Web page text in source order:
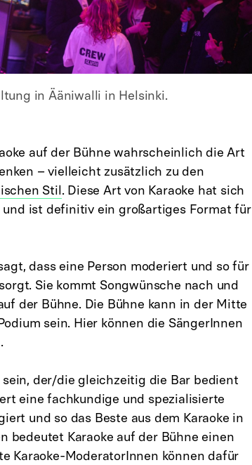
in Ääniwalli in Helsinki.
auf der Bühne wahrscheinlich die Art
– vielleicht zusätzlich zu den
Stil. Diese Art von Karaoke hat sich
ist definitiv ein großartiges Format für
dass eine Person moderiert und so für
Sie kommt Songwünsche nach und
der Bühne. Die Bühne kann in der Mitte
sein. Hier können die SängerInnen
der/die gleichzeitig die Bar bedient
eine fachkundige und spezialisierte
und so das Beste aus dem Karaoke in
bedeutet Karaoke auf der Bühne einen
Karaoke-ModeratorInnen können dafür